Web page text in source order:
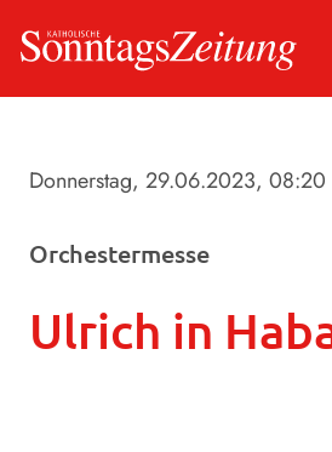
Donnerstag, 29.06.2023, 08:20
Orchestermesse
Ulrich in